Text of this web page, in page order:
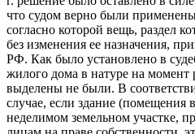
что судом верно были
согласно которой вещь, раздел
без изменения ее назначения,
РФ. Как было установлено в
жилого дома в натуре на момент
выделены не были. В
случае, если здание (помещения
неделимом земельном участке,